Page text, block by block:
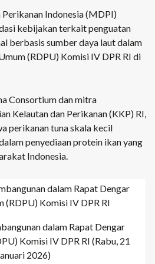
Indonesia (MDPI)
kebijakan terkait penguatan
berbasis sumber daya laut dalam
(RDPU) Komisi IV DPR RI di
Consortiumdanmitra
Kelautan dan Perikanan (KKP) RI,
perikanan tuna skala kecil
penyediaan protein ikan yang
Indonesia.
dalam Rapat Dengar
Komisi IV DPR RI (Rabu, 21
2026)